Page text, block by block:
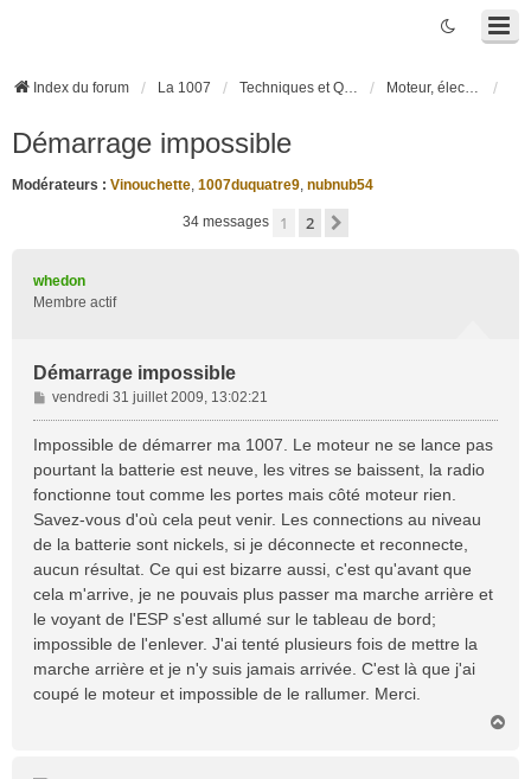
Index du forum La 1007 Techniques et Questions Moteur, électronique moteur, boîte robotisée 2-Tronic
Démarrage impossible
Modérateurs : Vinouchette, 1007duquatre9, nubnub54
34 messages 1 2
whedon
Membre actif
Démarrage impossible
M
e
s
g
e
vendredi 31 juillet 2009, 13:02:21
Impossible de démarrer ma 1007. Le moteur ne se lance pas
pourtant la batterie est neuve, les vitres se baissent, la radio
fonctionne tout comme les portes mais côté moteur rien.
Savez-vous d'où cela peut venir. Les connections au niveau
de la batterie sont nickels, si je déconnecte et reconnecte,
aucun résultat. Ce qui est bizarre aussi, c'est qu'avant que
cela m'arrive, je ne pouvais plus passer ma marche arrière et
le voyant de l'ESP s'est allumé sur le tableau de bord;
impossible de l'enlever. J'ai tenté plusieurs fois de mettre la
marche arrière et je n'y suis jamais arrivée. C'est là que j'ai
coupé le moteur et impossible de le rallumer. Merci.